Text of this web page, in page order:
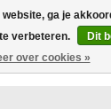
ga je
verbeteren.
Dit
over cookies »